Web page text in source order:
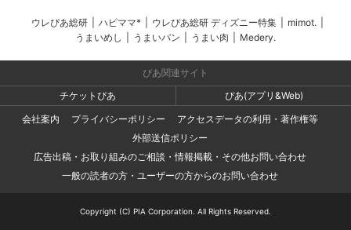
ウレぴあ総研 ハピママ* ウレぴあ総研 ディズニー特集 mimot.
うまいめし
うまいパン うまい肉 Medery.
ぴあ関連サイト
チケットぴあ
ぴあ(アプリ&Web)
会社案内
プライバシーポリシー
アクセスデータの利用・著作権等
外部送信ポリシー
広告出稿・お取り組みのご相談・情報掲載・その他お問い合わせ
一般の読者の方・ユーザーの方からのお問い合わせ
Copyright (C) PIA Corporation. All Rights Reserved.